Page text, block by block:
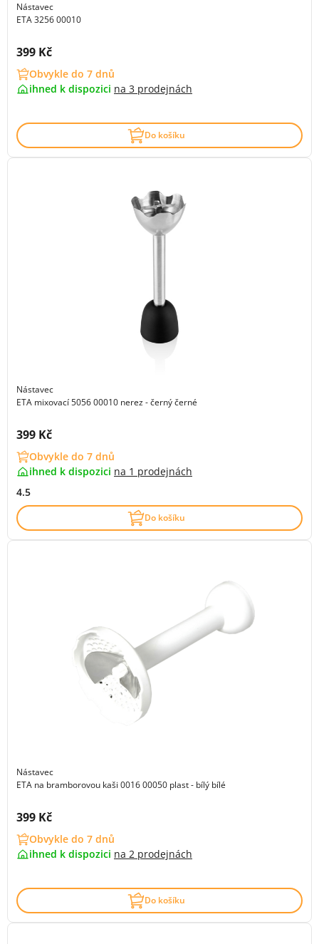
Nástavec
ETA 3256 00010
Cena s DPH:
399 Kč
Obvykle do 7 dnů
ihned k dispozici na 3 prodejnách
Do košíku
Nástavec
ETA mixovací 5056 00010 nerez - černý černé
Cena s DPH:
399 Kč
Obvykle do 7 dnů
ihned k dispozici na 1 prodejnách
4.5
Do košíku
Nástavec
ETA na bramborovou kaši 0016 00050 plast - bílý bílé
Cena s DPH:
399 Kč
Obvykle do 7 dnů
ihned k dispozici na 2 prodejnách
Do košíku